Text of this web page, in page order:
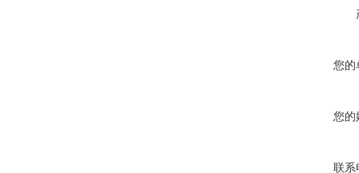
您的
您的
联系